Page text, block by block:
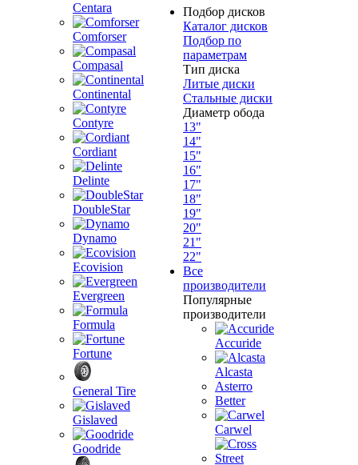
Centara
Comforser
Compasal
Continental
Contyre
Cordiant
Delinte
DoubleStar
Dynamo
Ecovision
Evergreen
Formula
Fortune
General Tire
Gislaved
Goodride
Подбор дисков
Каталог дисков
Подбор по
параметрам
Тип диска
Литые диски
Стальные диски
Диаметр обода
13"
14"
15"
16"
17"
18"
19"
20"
21"
22"
Все
производители
Популярные
производители
Accuride
Alcasta
Asterro
Better
Carwel